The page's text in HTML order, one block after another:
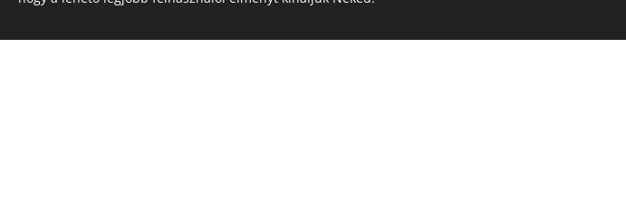
Forók: CC BY-SA 3.0,https://commons.wikimedia.org/w/index.php?